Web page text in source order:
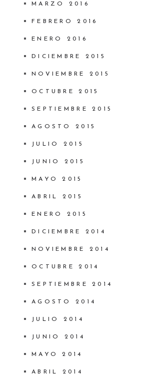
MARZO 2016
FEBRERO 2016
ENERO 2016
DICIEMBRE 2015
NOVIEMBRE 2015
OCTUBRE 2015
SEPTIEMBRE 2015
AGOSTO 2015
JULIO 2015
JUNIO 2015
MAYO 2015
ABRIL 2015
ENERO 2015
DICIEMBRE 2014
NOVIEMBRE 2014
OCTUBRE 2014
SEPTIEMBRE 2014
AGOSTO 2014
JULIO 2014
JUNIO 2014
MAYO 2014
ABRIL 2014